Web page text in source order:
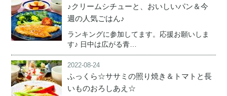
♪クリームシチューと、おいしいパン＆今
週の人気ごはん♪
ランキングに参加してます。応援お願いしま
す♪ 日中は広がる青…
2022-08-24
ふっくら☆ササミの照り焼き＆トマトと長
いものおろしあえ☆